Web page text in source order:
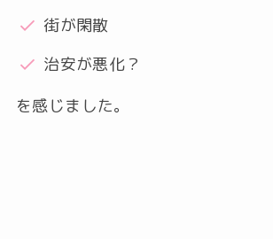
街が閑散
治安が悪化？
を感じました。